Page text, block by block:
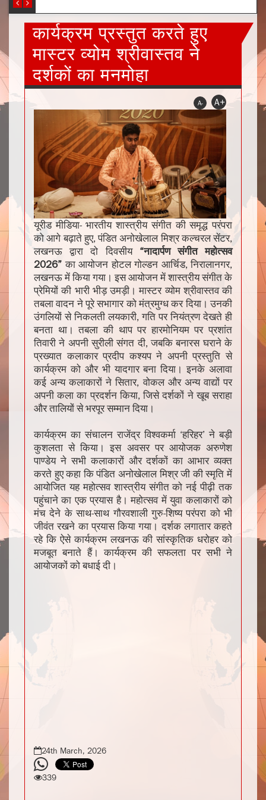
कार्यक्रम प्रस्तुत करते हुए
मास्टर व्योम श्रीवास्तव ने
दर्शकों का मनमोहा
A- A+
यूरीड मीडिया- भारतीय शास्त्रीय संगीत की समृद्ध परंपरा
को आगे बढ़ाते हुए, पंडित अनोखेलाल मिश्र कल्चरल सेंटर,
लखनऊ द्वारा दो दिवसीय “नादार्पण संगीत महोत्सव
2026” का आयोजन होटल गोल्डन आर्चिड, निरालानगर,
लखनऊ में किया गया। इस आयोजन में शास्त्रीय संगीत के
प्रेमियों की भारी भीड़ उमड़ी। मास्टर व्योम श्रीवास्तव की
तबला वादन ने पूरे सभागार को मंत्रमुग्ध कर दिया। उनकी
उंगलियों से निकलती लयकारी, गति पर नियंत्रण देखते ही
बनता था। तबला की थाप पर हारमोनियम पर प्रशांत
तिवारी ने अपनी सुरीली संगत दी, जबकि बनारस घराने के
प्रख्यात कलाकार प्रदीप कश्यप ने अपनी प्रस्तुति से
कार्यक्रम को और भी यादगार बना दिया। इनके अलावा
कई अन्य कलाकारों ने सितार, वोकल और अन्य वाद्यों पर
अपनी कला का प्रदर्शन किया, जिसे दर्शकों ने खूब सराहा
और तालियों से भरपूर सम्मान दिया।
कार्यक्रम का संचालन राजेंद्र विश्वकर्मा ‘हरिहर’ ने बड़ी
कुशलता से किया। इस अवसर पर आयोजक अरुणेश
पाण्डेय ने सभी कलाकारों और दर्शकों का आभार व्यक्त
करते हुए कहा कि पंडित अनोखेलाल मिश्र जी की स्मृति में
आयोजित यह महोत्सव शास्त्रीय संगीत को नई पीढ़ी तक
पहुंचाने का एक प्रयास है। महोत्सव में युवा कलाकारों को
मंच देने के साथ-साथ गौरवशाली गुरु-शिष्य परंपरा को भी
जीवंत रखने का प्रयास किया गया। दर्शक लगातार कहते
रहे कि ऐसे कार्यक्रम लखनऊ की सांस्कृतिक धरोहर को
मजबूत बनाते हैं। कार्यक्रम की सफलता पर सभी ने
आयोजकों को बधाई दी।
24th March, 2026
339